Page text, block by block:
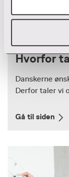
Hvorfor
Danskerne
Derfor taler vi
Gå til siden